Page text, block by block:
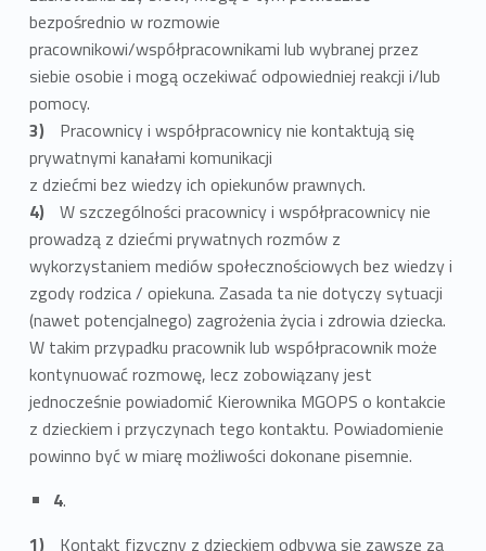
bezpośrednio w rozmowie
pracownikowi/współpracownikami lub wybranej przez
siebie osobie i mogą oczekiwać odpowiedniej reakcji i/lub
pomocy.
Pracownicy i współpracownicy nie kontaktują się
prywatnymi kanałami komunikacji
z dziećmi bez wiedzy ich opiekunów prawnych.
W szczególności pracownicy i współpracownicy nie
prowadzą z dziećmi prywatnych rozmów z
wykorzystaniem mediów społecznościowych bez wiedzy i
zgody rodzica / opiekuna. Zasada ta nie dotyczy sytuacji
(nawet potencjalnego) zagrożenia życia i zdrowia dziecka.
W takim przypadku pracownik lub współpracownik może
kontynuować rozmowę, lecz zobowiązany jest
jednocześnie powiadomić Kierownika MGOPS o kontakcie
z dzieckiem i przyczynach tego kontaktu. Powiadomienie
powinno być w miarę możliwości dokonane pisemnie.
4.
Kontakt fizyczny z dzieckiem odbywa się zawsze za